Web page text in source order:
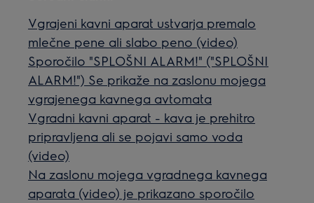
Vgrajeni kavni aparat ustvarja premalo
mlečne pene ali slabo peno (video)
Sporočilo "SPLOŠNI ALARM!" ("SPLOŠNI
ALARM!") Se prikaže na zaslonu mojega
vgrajenega kavnega avtomata
Vgradni kavni aparat - kava je prehitro
pripravljena ali se pojavi samo voda
(video)
Na zaslonu mojega vgradnega kavnega
aparata (video) je prikazano sporočilo